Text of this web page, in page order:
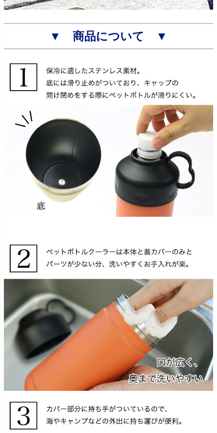
▼ 商品について ▼